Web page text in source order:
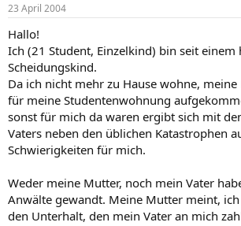
e
r
t
m
23 April 2004
Hallo!
Ich (21 Student, Einzelkind) bin seit einem
Scheidungskind.
Da ich nicht mehr zu Hause wohne,
für meine Studentenwohnung
sonst für mich da waren ergibt sich mit
Vaters neben den üblichen Katastrophen
Schwierigkeiten für mich.
Weder meine Mutter, noch mein Vater
Anwälte gewandt. Meine Mutter meint,
den Unterhalt, den mein Vater an mich